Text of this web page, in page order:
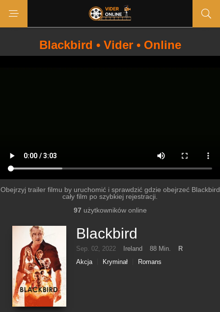
Blackbird • Vider • Online
Obejrzyj trailer filmu by uruchomić i sprawdzić gdzie obejrzeć Blackbird
cały film po szybkiej rejestracji.
97 użytkowników online
Blackbird
Sep. 02, 2022 Ireland 88 Min.
R
Akcja
Kryminał Romans